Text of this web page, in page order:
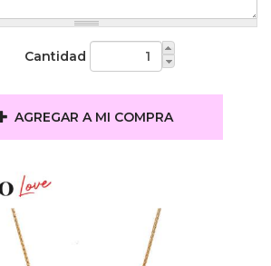
Cantidad
AGREGAR A MI COMPRA